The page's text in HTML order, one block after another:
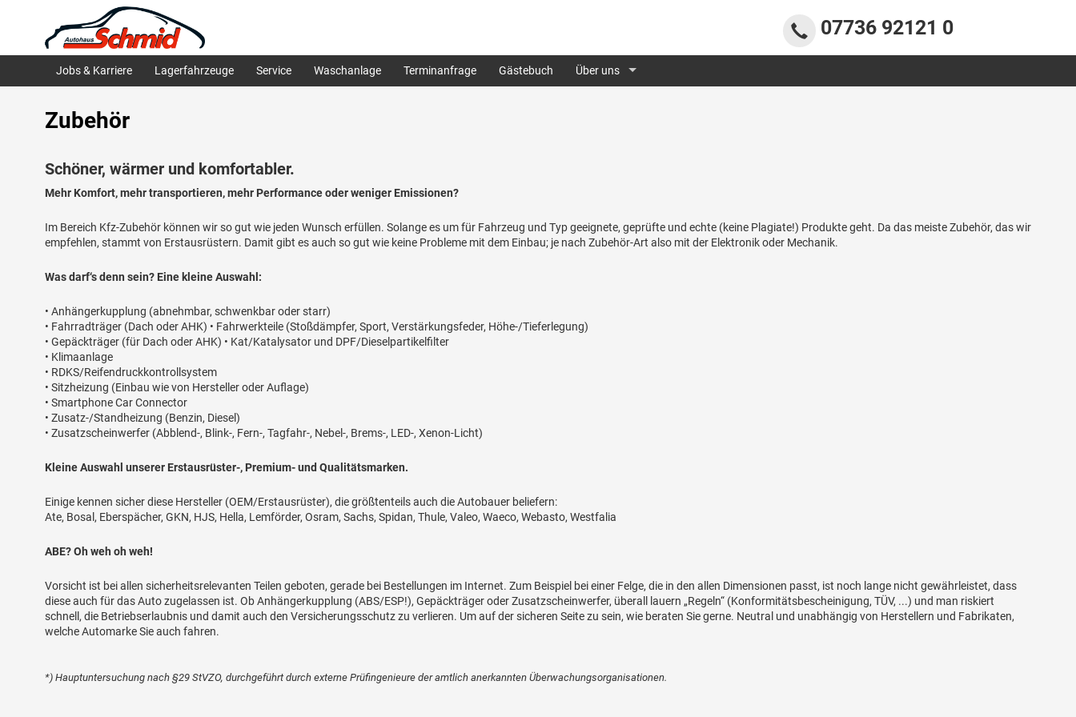
07736 92121 0
Jobs & Karriere Lagerfahrzeuge Service Waschanlage Terminanfrage Gästebuch Über uns
Zubehör
Schöner, wärmer und komfortabler.
Mehr Komfort, mehr transportieren, mehr Performance oder weniger Emissionen?
Im Bereich Kfz-Zubehör können wir so gut wie jeden Wunsch erfüllen. Solange es um für Fahrzeug und Typ geeignete, geprüfte und echte (keine Plagiate!) Produkte geht. Da das meiste Zubehör, das wir
empfehlen, stammt von Erstausrüstern. Damit gibt es auch so gut wie keine Probleme mit dem Einbau; je nach Zubehör-Art also mit der Elektronik oder Mechanik.
Was darf‘s denn sein? Eine kleine Auswahl:
• Anhängerkupplung (abnehmbar, schwenkbar oder starr)
• Fahrradträger (Dach oder AHK) • Fahrwerkteile (Stoßdämpfer, Sport, Verstärkungsfeder, Höhe-/Tieferlegung)
• Gepäckträger (für Dach oder AHK) • Kat/Katalysator und DPF/Dieselpartikelfilter
• Klimaanlage
• RDKS/Reifendruckkontrollsystem
• Sitzheizung (Einbau wie von Hersteller oder Auflage)
• Smartphone Car Connector
• Zusatz-/Standheizung (Benzin, Diesel)
• Zusatzscheinwerfer (Abblend-, Blink-, Fern-, Tagfahr-, Nebel-, Brems-, LED-, Xenon-Licht)
Kleine Auswahl unserer Erstausrüster-, Premium- und Qualitätsmarken.
Einige kennen sicher diese Hersteller (OEM/Erstausrüster), die größtenteils auch die Autobauer beliefern:
Ate, Bosal, Eberspächer, GKN, HJS, Hella, Lemförder, Osram, Sachs, Spidan, Thule, Valeo, Waeco, Webasto, Westfalia
ABE? Oh weh oh weh!
Vorsicht ist bei allen sicherheitsrelevanten Teilen geboten, gerade bei Bestellungen im Internet. Zum Beispiel bei einer Felge, die in den allen Dimensionen passt, ist noch lange nicht gewährleistet, dass
diese auch für das Auto zugelassen ist. Ob Anhängerkupplung (ABS/ESP!), Gepäckträger oder Zusatzscheinwerfer, überall lauern „Regeln“ (Konformitätsbescheinigung, TÜV, ...) und man riskiert
schnell, die Betriebserlaubnis und damit auch den Versicherungsschutz zu verlieren. Um auf der sicheren Seite zu sein, wie beraten Sie gerne. Neutral und unabhängig von Herstellern und Fabrikaten,
welche Automarke Sie auch fahren.
*) Hauptuntersuchung nach §29 StVZO, durchgeführt durch externe Prüfingenieure der amtlich anerkannten Überwachungs­organisationen.